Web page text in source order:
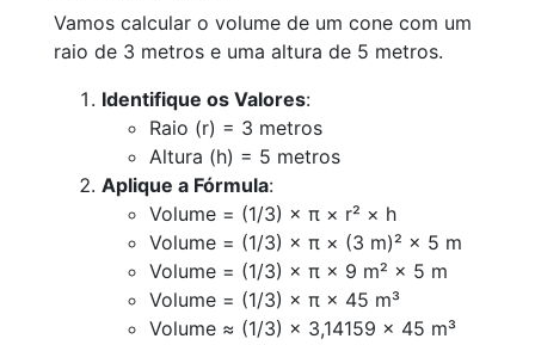
Vamos calcular o volume de um cone com um
raio de 3 metros e uma altura de 5 metros.
Identifique os Valores:
Raio (r) = 3 metros
Altura (h) = 5 metros
Aplique a Fórmula:
Volume = (1/3) × π × r² × h
Volume = (1/3) × π × (3 m)² × 5 m
Volume = (1/3) × π × 9 m² × 5 m
Volume = (1/3) × π × 45 m³
Volume ≈ (1/3) × 3,14159 × 45 m³